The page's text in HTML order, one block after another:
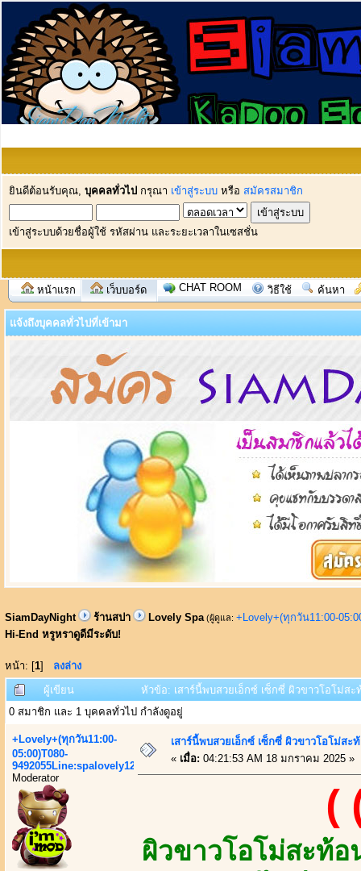
ยินดีต้อนรับคุณ, บุคคลทั่วไป กรุณา เข้าสู่ระบบ หรือ สมัครสมาชิก
เข้าสู่ระบบด้วยชื่อผู้ใช้ รหัสผ่าน และระยะเวลาในเซสชั่น
หน้าแรก เว็บบอร์ด CHAT ROOM วิธีใช้ ค้นหา
แจ้งถึงบุคคลทั่วไปที่เข้ามา
SiamDayNight ร้านสปา Lovely Spa (ผู้ดูแล: +Lovely+(ทุกวัน11:00-
Hi-End หรูหราดูดีมีระดับ!
หน้า: [1] ลงล่าง
ผู้เขียน
หัวข้อ: เสาร์นี้พบสวยเอ็กซ์ เซ็กซี่ ผิวขาวโอโม่ส
0 สมาชิก และ 1 บุคคลทั่วไป กำลังดูอยู่
+Lovely+(ทุกวัน11:00-
05:00)T080-
9492055Line:spalovely123
Moderator
เสาร์นี้พบสวยเอ็กซ์ เซ็กซี่ ผิวขาวโอโม่ส
« เมื่อ: 04:21:53 AM 18 มกราคม 2025 »
ผิวขาวโอโม่สะท้